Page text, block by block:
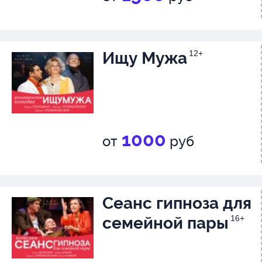
Виктория Толстоганова
Светлана Иванова
Ищу Мужа 12+
от 1000 руб
Сеанс гипноза для
семейной пары 16+